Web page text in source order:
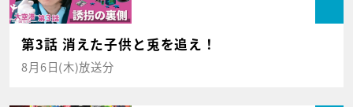
第3話 消えた子供と兎を追え！
8月6日(木)放送分